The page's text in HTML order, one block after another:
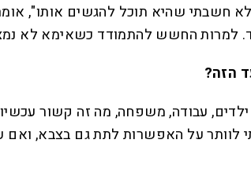
חשבתי שהיא תוכל להגשים אותו",
למרות החשש להתמודד כשאימא לא
הזה?
עבודה, משפחה, מה זה קשור
לוותר על האפשרות לתת גם בצבא,